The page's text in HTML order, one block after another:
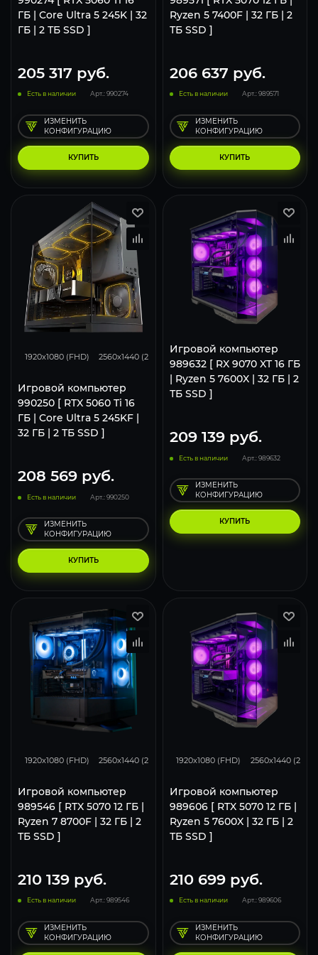
ГБ | Core Ultra 5 245K | 32
ГБ | 2 ТБ SSD ]
205 317 руб.
Есть в наличии Арт.: 990274
КУПИТЬ
ИЗМЕНИТЬ
КОНФИГУРАЦИЮ
Ryzen 5 7400F | 32 ГБ | 2
ТБ SSD ]
206 637 руб.
Есть в наличии Арт.: 989571
КУПИТЬ
ИЗМЕНИТЬ
КОНФИГУРАЦИЮ
1920x1080 (FHD) 2560x1440 (2K) 3840x2160 (4K)
Игровой компьютер
990250 [ RTX 5060 Ti 16
ГБ | Core Ultra 5 245KF |
32 ГБ | 2 ТБ SSD ]
208 569 руб.
Есть в наличии Арт.: 990250
КУПИТЬ
ИЗМЕНИТЬ
КОНФИГУРАЦИЮ
Игровой компьютер
989632 [ RX 9070 XT 16 ГБ
| Ryzen 5 7600X | 32 ГБ | 2
ТБ SSD ]
209 139руб.
Есть в наличии Арт.: 989632
КУПИТЬ
ИЗМЕНИТЬ
КОНФИГУРАЦИЮ
1920x1080 (FHD) 2560x1440 (2K) 3840x2160 (4K)
Игровой компьютер
989546 [ RTX 5070 12 ГБ |
Ryzen 7 8700F | 32 ГБ | 2
ТБ SSD ]
210 139 руб.
Есть в наличии Арт.: 989546
ИЗМЕНИТЬ
КОНФИГУРАЦИЮ
1920x1080 (FHD) 2560x1440 (2K)
Игровой компьютер
989606 [ RTX 5070 12 ГБ |
Ryzen 5 7600X | 32 ГБ | 2
ТБ SSD ]
210 699руб.
Есть в наличии Арт.: 989606
ИЗМЕНИТЬ
КОНФИГУРАЦИЮ